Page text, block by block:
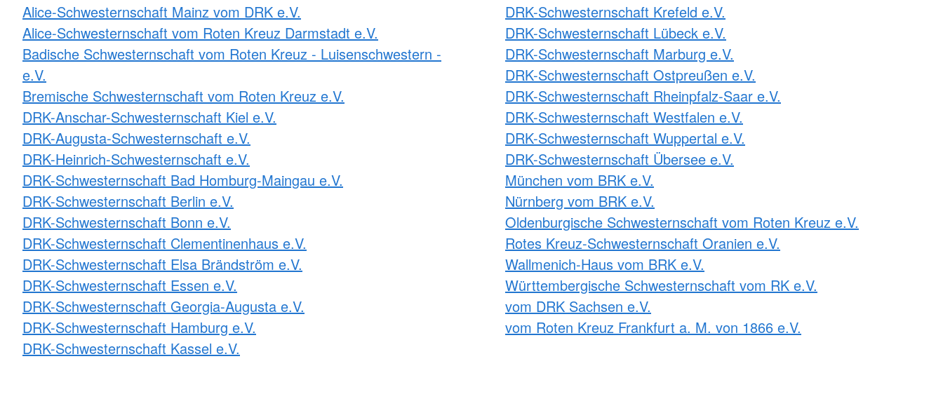
Alice-Schwesternschaft Mainz vom DRK e.V.
Alice-Schwesternschaft vom Roten Kreuz Darmstadt e.V.
Badische Schwesternschaft vom Roten Kreuz - Luisenschwestern -
e.V.
Bremische Schwesternschaft vom Roten Kreuz e.V.
DRK-Anschar-Schwesternschaft Kiel e.V.
DRK-Augusta-Schwesternschaft e.V.
DRK-Heinrich-Schwesternschaft e.V.
DRK-Schwesternschaft Bad Homburg-Maingau e.V.
DRK-Schwesternschaft Berlin e.V.
DRK-Schwesternschaft Bonn e.V.
DRK-Schwesternschaft Clementinenhaus e.V.
DRK-Schwesternschaft Elsa Brändström e.V.
DRK-Schwesternschaft Essen e.V.
DRK-Schwesternschaft Georgia-Augusta e.V.
DRK-Schwesternschaft Hamburg e.V.
DRK-Schwesternschaft Kassel e.V.
DRK-Schwesternschaft Krefeld e.V.
DRK-Schwesternschaft Lübeck e.V.
DRK-Schwesternschaft Marburg e.V.
DRK-Schwesternschaft Ostpreußen e.V.
DRK-Schwesternschaft Rheinpfalz-Saar e.V.
DRK-Schwesternschaft Westfalen e.V.
DRK-Schwesternschaft Wuppertal e.V.
DRK-Schwesternschaft Übersee e.V.
München vom BRK e.V.
Nürnberg vom BRK e.V.
Oldenburgische Schwesternschaft vom Roten Kreuz e.V.
Rotes Kreuz-Schwesternschaft Oranien e.V.
Wallmenich-Haus vom BRK e.V.
Württembergische Schwesternschaft vom RK e.V.
vom DRK Sachsen e.V.
vom Roten Kreuz Frankfurt a. M. von 1866 e.V.